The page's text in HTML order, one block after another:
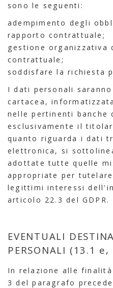
sono le seguenti:
adempimento degli
rapporto contrattuale;
gestione organizzativa
contrattuale;
soddisfare la richiesta
I dati personali
cartacea,
nelle pertinenti banche
esclusivamente il
quanto riguarda i dati
elettronica, si
adottate tutte quelle
appropriate per
legittimi interessi
articolo 22.3 del GDPR.
EVENTUALI
PERSONALI (13.1 e,
In relazione alle
3 del paragrafo